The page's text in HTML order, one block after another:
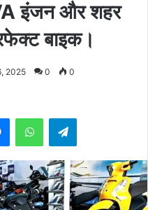
इंजन और शहर
बाइक।
2025 0 0
MessengerWhatsAppTelegram